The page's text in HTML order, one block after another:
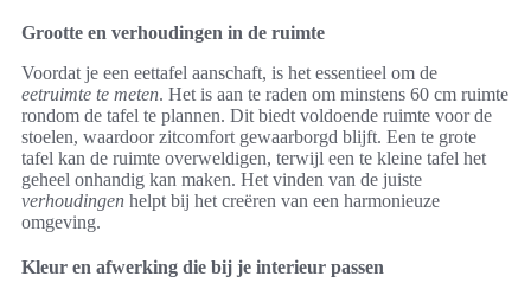
Grootte en verhoudingen in de ruimte
Voordat je een eettafel aanschaft, is het essentieel om de
eetruimte te meten. Het is aan te raden om minstens 60 cm ruimte
rondom de tafel te plannen. Dit biedt voldoende ruimte voor de
stoelen, waardoor zitcomfort gewaarborgd blijft. Een te grote
tafel kan de ruimte overweldigen, terwijl een te kleine tafel het
geheel onhandig kan maken. Het vinden van de juiste
verhoudingen helpt bij het creëren van een harmonieuze
omgeving.
Kleur en afwerking die bij je interieur passen